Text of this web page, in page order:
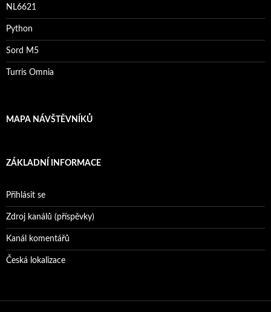
NL6621
Python
Sord M5
Turris Omnia
MAPA NÁVŠTĚVNÍKŮ
ZÁKLADNÍ INFORMACE
Přihlásit se
Zdroj kanálů (příspěvky)
Kanál komentářů
Česká lokalizace